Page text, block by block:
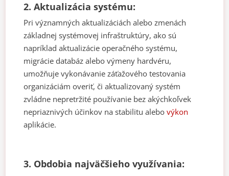
2. Aktualizácia systému:
Pri významných aktualizáciách alebo zmenách
základnej systémovej infraštruktúry, ako sú
napríklad aktualizácie operačného systému,
migrácie databáz alebo výmeny hardvéru,
umožňuje vykonávanie záťažového testovania
organizáciám overiť, či aktualizovaný systém
zvládne nepretržité používanie bez akýchkoľvek
nepriaznivých účinkov na stabilitu alebovýkon
aplikácie.
3. Obdobia najväčšieho využívania: